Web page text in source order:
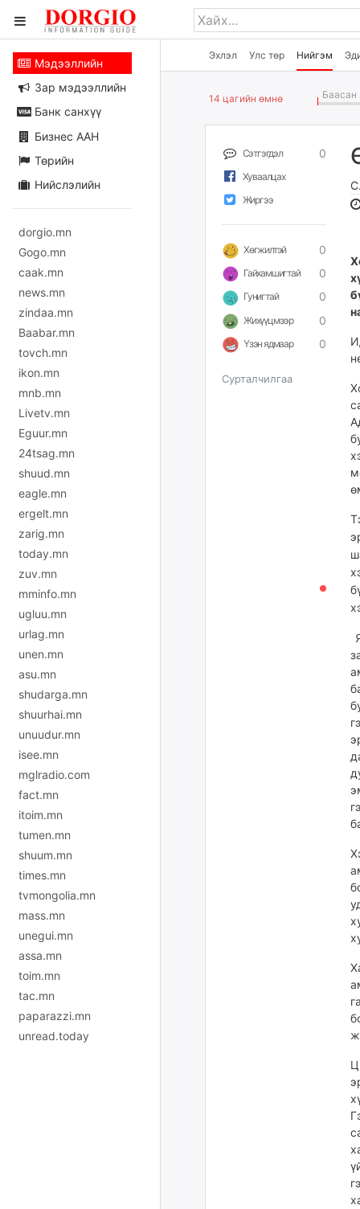
Эхлэл Улс төр Нийгэм
Мэдээллийн
Зар мэдээллийн
Банк санхүү
Бизнес ААН
Төрийн
Нийслэлийн
dorgio.mn
Gogo.mn
caak.mn
news.mn
zindaa.mn
Baabar.mn
tovch.mn
ikon.mn
mnb.mn
Livetv.mn
Eguur.mn
24tsag.mn
shuud.mn
eagle.mn
ergelt.mn
zarig.mn
today.mn
zuv.mn
mminfo.mn
ugluu.mn
urlag.mn
unen.mn
asu.mn
shudarga.mn
shuurhai.mn
unuudur.mn
isee.mn
mglradio.com
fact.mn
itoim.mn
tumen.mn
shuum.mn
times.mn
tvmongolia.mn
mass.mn
unegui.mn
assa.mn
toim.mn
tac.mn
paparazzi.mn
unread.today
14 цагийн өмнө Баасан
Сэтгэгдэл 0
Хуваалцах
Жиргээ
Хөгжилтэй 0
Гайхамшигтай 0
Гунигтай 0
Жихүүцмээр 0
Үзэн ядмаар 0
Сурталчилгаа